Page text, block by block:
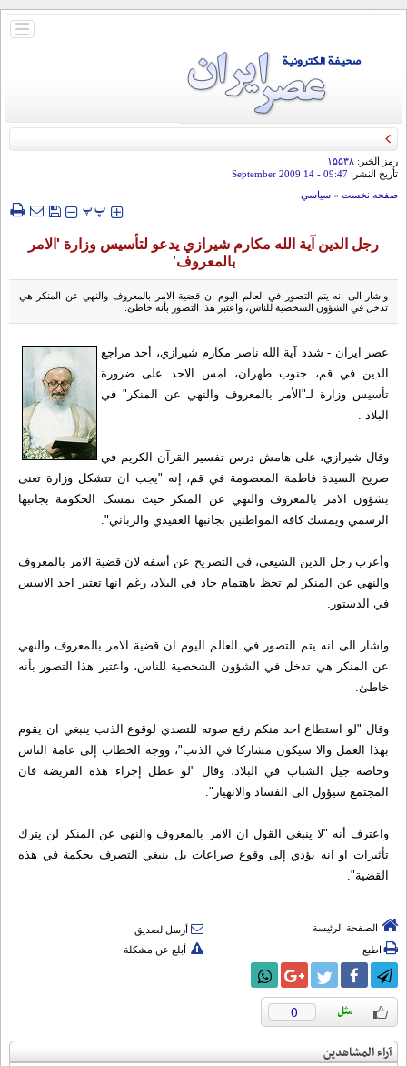
باز
رمز الخبر: ۱۵۵۳۸
تأريخ النشر: 09:47
- 14 September 2009
صفحه نخست » سياسي
‍‍‍ پپ
رجل الدین آية الله مكارم شيرازي یدعو لتأسيس وزارة 'الامر
بالمعروف'
واشار الى انه يتم التصور في العالم اليوم ان قضية الامر بالمعروف والنهي عن المنكر هي
تدخل في الشؤون الشخصية للناس، واعتبر هذا التصور بأنه خاطئ.
عصر ایران - شدد آية الله ناصر مكارم شيرازي، أحد مراجع
الدين في قم، جنوب طهران، امس الاحد على ضرورة
تأسيس وزارة لـ"الأمر بالمعروف والنهي عن المنكر" في
البلاد .
وقال شيرازي، على هامش درس تفسير القرآن الكريم في
ضريح السيدة فاطمة المعصومة في قم، إنه "يجب ان تتشكل وزارة تعنى
بشؤون الامر بالمعروف والنهي عن المنکر حيث تمسک الحكومة بجانبها
الرسمي ويمسك کافة المواطنين بجانبها العقيدي والرباني".
وأعرب رجل الدين الشيعي، في التصريح عن أسفه لان قضية الامر بالمعروف
والنهي عن المنكر لم تحظ باهتمام جاد في البلاد، رغم انها تعتبر احد الاسس
في الدستور.
واشار الى انه يتم التصور في العالم اليوم ان قضية الامر بالمعروف والنهي
عن المنكر هي تدخل في الشؤون الشخصية للناس، واعتبر هذا التصور بأنه
خاطئ.
وقال "لو استطاع احد منكم رفع صوته للتصدي لوقوع الذنب ينبغي ان يقوم
بهذا العمل والا سيكون مشارکا في الذنب"، ووجه الخطاب إلى عامة الناس
وخاصة جيل الشباب في البلاد، وقال "لو عطل إجراء هذه الفريضة فان
المجتمع سيؤول الى الفساد والانهيار".
واعترف أنه "لا ينبغي القول ان الامر بالمعروف والنهي عن المنكر لن يترك
تأثيرات او انه يؤدي إلى وقوع صراعات بل ينبغي التصرف بحكمة في هذه
القضية".
.
الصفحة الرئيسة
أرسل لصديق
اطبع
أبلغ عن مشكلة
0
آراء المشاهدين